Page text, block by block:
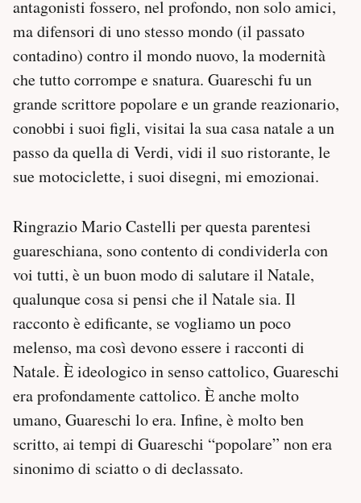
antagonisti fossero, nel profondo, non solo amici,
ma difensori di uno stesso mondo (il passato
contadino) contro il mondo nuovo, la modernità
che tutto corrompe e snatura. Guareschi fu un
grande scrittore popolare e un grande reazionario,
conobbi i suoi figli, visitai la sua casa natale a un
passo da quella di Verdi, vidi il suo ristorante, le
sue motociclette, i suoi disegni, mi emozionai.
Ringrazio Mario Castelli per questa parentesi
guareschiana, sono contento di condividerla con
voi tutti, è un buon modo di salutare il Natale,
qualunque cosa si pensi che il Natale sia. Il
racconto è edificante, se vogliamo un poco
melenso, ma così devono essere i racconti di
Natale. È ideologico in senso cattolico, Guareschi
era profondamente cattolico. È anche molto
umano, Guareschi lo era. Infine, è molto ben
scritto, ai tempi di Guareschi “popolare” non era
sinonimo di sciatto o di declassato.